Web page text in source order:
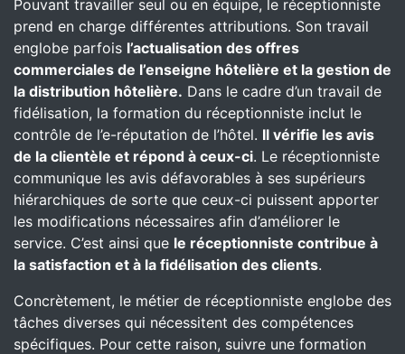
Pouvant travailler seul ou en équipe, le réceptionniste
prend en charge différentes attributions. Son travail
englobe parfois l’actualisation des offres
commerciales de l’enseigne hôtelière et la gestion de
la distribution hôtelière. Dans le cadre d’un travail de
fidélisation, la formation du réceptionniste inclut le
contrôle de l’e-réputation de l’hôtel. Il vérifie les avis
de la clientèle et répond à ceux-ci. Le réceptionniste
communique les avis défavorables à ses supérieurs
hiérarchiques de sorte que ceux-ci puissent apporter
les modifications nécessaires afin d’améliorer le
service. C’est ainsi que le réceptionniste contribue à
la satisfaction et à la fidélisation des clients.
Concrètement, le métier de réceptionniste englobe des
tâches diverses qui nécessitent des compétences
spécifiques. Pour cette raison, suivre une formation